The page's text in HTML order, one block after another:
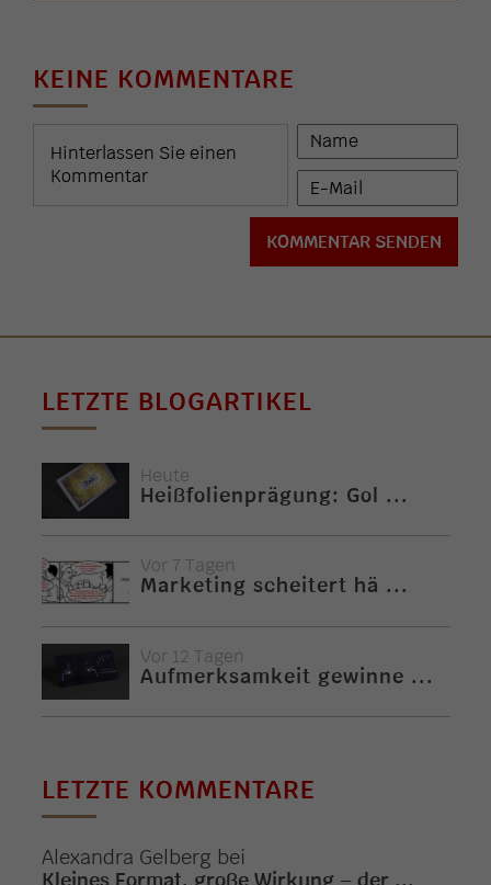
KEINE KOMMENTARE
LETZTE BLOGARTIKEL
Heute
Heißfolienprägung: Gol ...
Vor 7 Tagen
Marketing scheitert hä ...
Vor 12 Tagen
Aufmerksamkeit gewinne ...
LETZTE KOMMENTARE
Alexandra Gelberg bei